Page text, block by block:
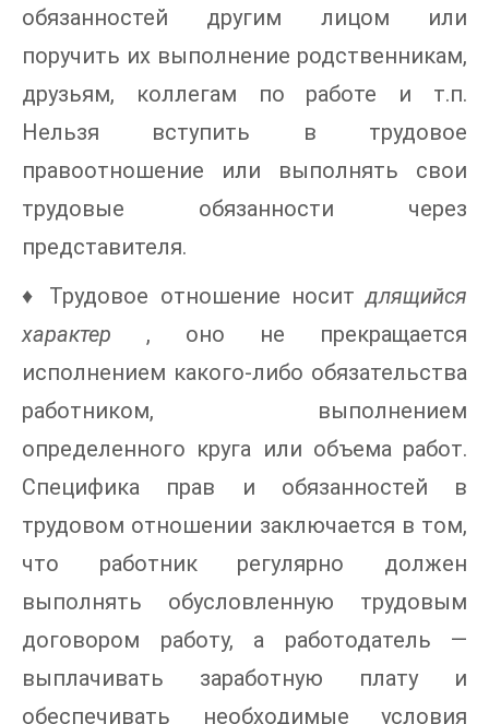
обязанностей другим лицом или
поручить их выполнение родственникам,
друзьям, коллегам по работе и т.п.
Нельзя вступить в трудовое
правоотношение или выполнять свои
трудовые обязанности через
представителя.
♦ Трудовое отношение носитдлящийся
характер , оно не прекращается
исполнением какого-либо обязательства
работником, выполнением
определенного круга или объема работ.
Специфика прав и обязанностей в
трудовом отношении заключается в том,
что работник регулярно должен
выполнять обусловленную трудовым
договором работу, а работодатель —
выплачивать заработную плату и
обеспечивать необходимые условия